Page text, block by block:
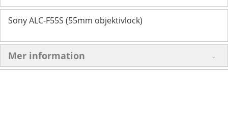
Sony ALC-F55S (55mm objektivlock)
Mer information